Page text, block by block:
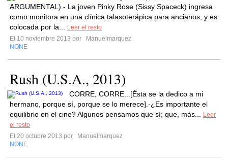
ARGUMENTAL).- La joven Pinky Rose (Sissy Spaceck) ingresa
como monitora en una clínica talasoterápica para ancianos, y es
colocada por la...
Leer el resto
El 10 noviembre 2013 por
Manuelmarquez
NONE
Rush (U.S.A., 2013)
CORRE, CORRE...[Ésta se la dedico a mi
hermano, porque sí, porque se lo merece].-¿Es importante el
equilibrio en el cine? Algunos pensamos que sí; que, más...
Leer
el resto
El 20 octubre 2013 por
Manuelmarquez
NONE